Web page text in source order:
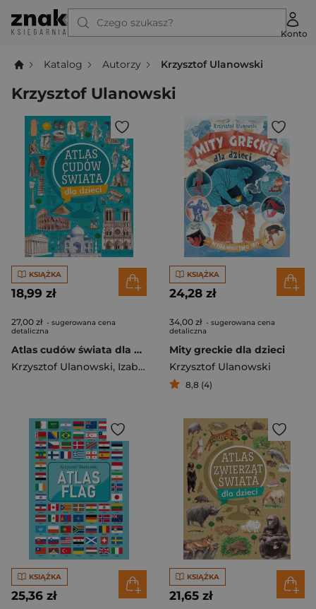
Czego szukasz?
Konto
Katalog Autorzy Krzysztof Ulanowski
Krzysztof Ulanowski
KSIĄŻKA
18,99 zł
27,00 zł - sugerowana cena
detaliczna
Atlas cudów świata dla dzieci
Krzysztof Ulanowski, Izabela Wojtyczka
KSIĄŻKA
24,28 zł
34,00 zł - sugerowana cena
detaliczna
Mity greckie dla dzieci
Krzysztof Ulanowski
8,8 (4)
KSIĄŻKA
25,36 zł
KSIĄŻKA
21,65 zł